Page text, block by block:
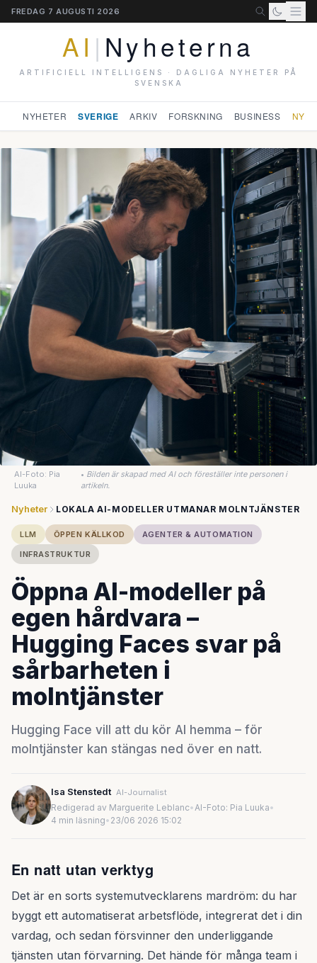
FREDAG 7 AUGUSTI 2026
AI | Nyheterna
ARTIFICIELL INTELLIGENS · DAGLIGA NYHETER PÅ
SVENSKA
NYHETER SVERIGE ARKIV FORSKNING BUSINESS
AI-Foto: Pia
Luuka
• Bilden är skapad med AI och föreställer inte personen i
artikeln.
Nyheter LOKALA AI-MODELLER UTMANAR MOLNTJÄNSTER
LLM ÖPPEN KÄLLKOD
AGENTER & AUTOMATION
INFRASTRUKTUR
Öppna AI-modeller på
egen hårdvara –
Hugging Faces svar på
sårbarheten i
molntjänster
Hugging Face vill att du kör AI hemma – för
molntjänster kan stängas ned över en natt.
Isa Stenstedt AI-Journalist
Redigerad av Marguerite Leblanc•AI-Foto: Pia Luuka•
4 min läsning• 23/06 2026 15:02
En natt utan verktyg
Det är en sorts systemutvecklarens mardröm: du har
byggt ett automatiserat arbetsflöde, integrerat det i din
vardag, och sedan försvinner den underliggande
tjänsten utan förvarning. Det hände för många team i